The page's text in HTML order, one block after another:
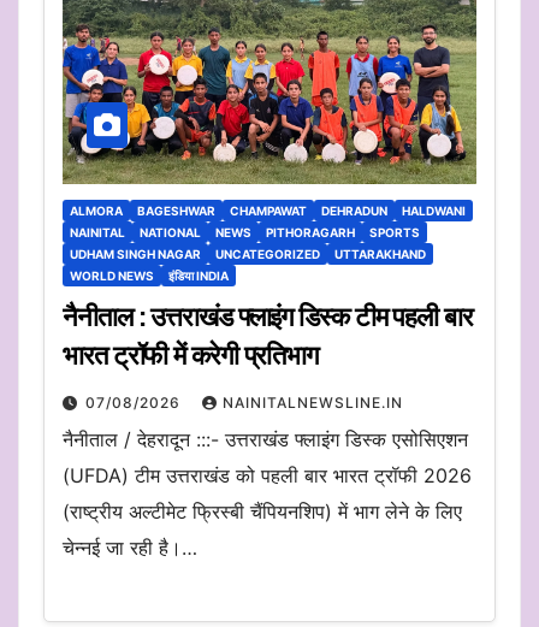
ALMORA BAGESHWAR CHAMPAWAT DEHRADUN
HALDWANI
NAINITAL
NATIONAL NEWS PITHORAGARH
SPORTS
UDHAM SINGH NAGAR
UNCATEGORIZED
UTTARAKHAND
WORLD NEWS
इंडिया INDIA
नैनीताल : उत्तराखंड फ्लाइंग डिस्क टीम पहली बार
भारत ट्रॉफी में करेगी प्रतिभाग
07/08/2026 NAINITALNEWSLINE.IN
नैनीताल / देहरादून :::- उत्तराखंड फ्लाइंग डिस्क एसोसिएशन
(UFDA) टीम उत्तराखंड को पहली बार भारत ट्रॉफी 2026
(राष्ट्रीय अल्टीमेट फ्रिस्बी चैंपियनशिप) में भाग लेने के लिए
चेन्नई जा रही है।…